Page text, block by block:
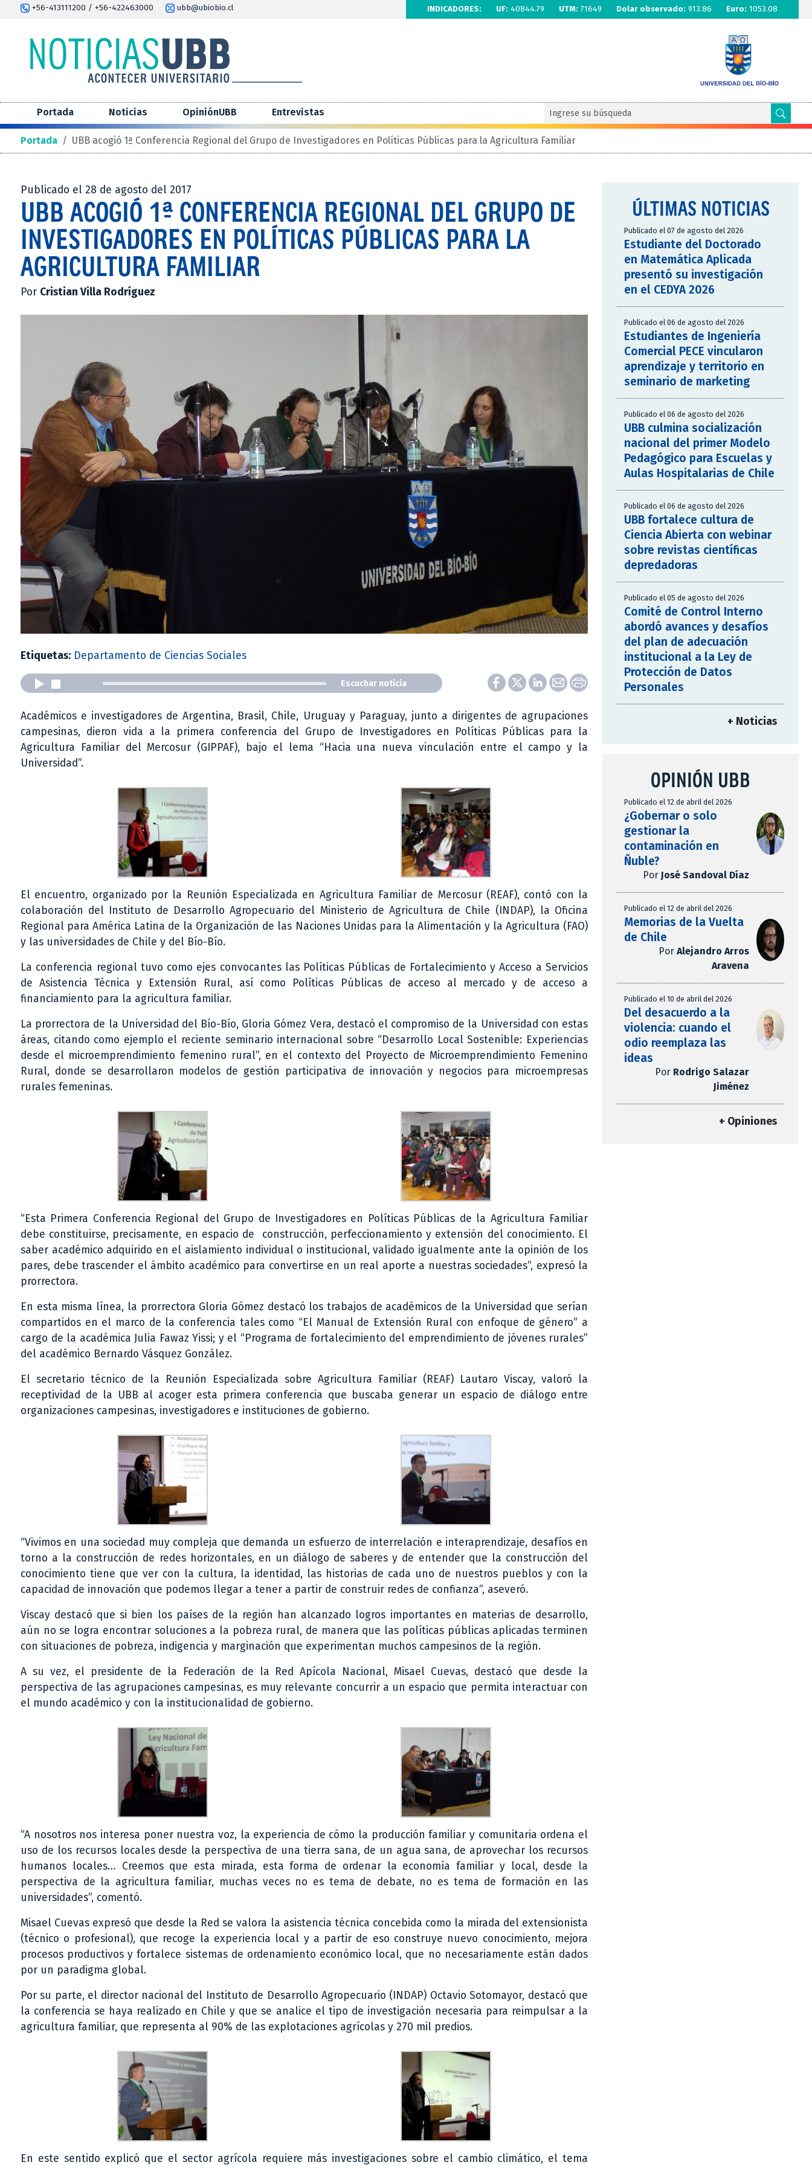
+56-413111200 / +56-422463000 ubb@ubiobio.cl INDICADORES: UF: 40844.79 UTM: 71649 Dolar observado: 913.86 Euro: 1053.08
Portada Noticias OpiniónUBB Entrevistas
Portada / UBB acogió 1ª Conferencia Regional del Grupo de Investigadores en Políticas Públicas para la Agricultura Familiar
Publicado el 28 de agosto del 2017
UBB ACOGIÓ 1ª CONFERENCIA REGIONAL DEL GRUPO DE
INVESTIGADORES EN POLÍTICAS PÚBLICAS PARA LA
AGRICULTURA FAMILIAR
Por Cristian Villa Rodríguez
Etiquetas: Departamento de Ciencias Sociales
Escuchar noticia
Académicos e investigadores de Argentina, Brasil, Chile, Uruguay y Paraguay, junto a dirigentes de agrupaciones
campesinas, dieron vida a la primera conferencia del Grupo de Investigadores en Políticas Públicas para la
Agricultura Familiar del Mercosur (GIPPAF), bajo el lema “Hacia una nueva vinculación entre el campo y la
Universidad”.
El encuentro, organizado por la Reunión Especializada en Agricultura Familiar de Mercosur (REAF), contó con la
colaboración del Instituto de Desarrollo Agropecuario del Ministerio de Agricultura de Chile (INDAP), la Oficina
Regional para América Latina de la Organización de las Naciones Unidas para la Alimentación y la Agricultura (FAO)
y las universidades de Chile y del Bío-Bío.
La conferencia regional tuvo como ejes convocantes las Políticas Públicas de Fortalecimiento y Acceso a Servicios
de Asistencia Técnica y Extensión Rural, así como Políticas Públicas de acceso al mercado y de acceso a
financiamiento para la agricultura familiar.
La prorrectora de la Universidad del Bío-Bío, Gloria Gómez Vera, destacó el compromiso de la Universidad con estas
áreas, citando como ejemplo el reciente seminario internacional sobre “Desarrollo Local Sostenible: Experiencias
desde el microemprendimiento femenino rural”, en el contexto del Proyecto de Microemprendimiento Femenino
Rural, donde se desarrollaron modelos de gestión participativa de innovación y negocios para microempresas
rurales femeninas.
“Esta Primera Conferencia Regional del Grupo de Investigadores en Políticas Públicas de la Agricultura Familiar
debe constituirse, precisamente, en espacio de construcción, perfeccionamiento y extensión del conocimiento. El
saber académico adquirido en el aislamiento individual o institucional, validado igualmente ante la opinión de los
pares, debe trascender el ámbito académico para convertirse en un real aporte a nuestras sociedades”, expresó la
prorrectora.
En esta misma línea, la prorrectora Gloria Gómez destacó los trabajos de académicos de la Universidad que serían
compartidos en el marco de la conferencia tales como “El Manual de Extensión Rural con enfoque de género” a
cargo de la académica Julia Fawaz Yissi; y el “Programa de fortalecimiento del emprendimiento de jóvenes rurales”
del académico Bernardo Vásquez González.
El secretario técnico de la Reunión Especializada sobre Agricultura Familiar (REAF) Lautaro Viscay, valoró la
receptividad de la UBB al acoger esta primera conferencia que buscaba generar un espacio de diálogo entre
organizaciones campesinas, investigadores e instituciones de gobierno.
“Vivimos en una sociedad muy compleja que demanda un esfuerzo de interrelación e interaprendizaje, desafíos en
torno a la construcción de redes horizontales, en un diálogo de saberes y de entender que la construcción del
conocimiento tiene que ver con la cultura, la identidad, las historias de cada uno de nuestros pueblos y con la
capacidad de innovación que podemos llegar a tener a partir de construir redes de confianza”, aseveró.
Viscay destacó que si bien los países de la región han alcanzado logros importantes en materias de desarrollo,
aún no se logra encontrar soluciones a la pobreza rural, de manera que las políticas públicas aplicadas terminen
con situaciones de pobreza, indigencia y marginación que experimentan muchos campesinos de la región.
A su vez, el presidente de la Federación de la Red Apícola Nacional, Misael Cuevas, destacó que desde la
perspectiva de las agrupaciones campesinas, es muy relevante concurrir a un espacio que permita interactuar con
el mundo académico y con la institucionalidad de gobierno.
“A nosotros nos interesa poner nuestra voz, la experiencia de cómo la producción familiar y comunitaria ordena el
uso de los recursos locales desde la perspectiva de una tierra sana, de un agua sana, de aprovechar los recursos
humanos locales… Creemos que esta mirada, esta forma de ordenar la economía familiar y local, desde la
perspectiva de la agricultura familiar, muchas veces no es tema de debate, no es tema de formación en las
universidades”, comentó.
Misael Cuevas expresó que desde la Red se valora la asistencia técnica concebida como la mirada del extensionista
(técnico o profesional), que recoge la experiencia local y a partir de eso construye nuevo conocimiento, mejora
procesos productivos y fortalece sistemas de ordenamiento económico local, que no necesariamente están dados
por un paradigma global.
Por su parte, el director nacional del Instituto de Desarrollo Agropecuario (INDAP) Octavio Sotomayor, destacó que
la conferencia se haya realizado en Chile y que se analice el tipo de investigación necesaria para reimpulsar a la
agricultura familiar, que representa al 90% de las explotaciones agrícolas y 270 mil predios.
En este sentido explicó que el sector agrícola requiere más investigaciones sobre el cambio climático, el tema
ÚLTIMAS NOTICIAS
Publicado el 07 de agosto del 2026
Estudiante del Doctorado
en Matemática Aplicada
presentó su investigación
en el CEDYA 2026
Publicado el 06 de agosto del 2026
Estudiantes de Ingeniería
Comercial PECE vincularon
aprendizaje y territorio en
seminario de marketing
Publicado el 06 de agosto del 2026
UBB culmina socialización
nacional del primer Modelo
Pedagógico para Escuelas y
Aulas Hospitalarias de Chile
Publicado el 06 de agosto del 2026
UBB fortalece cultura de
Ciencia Abierta con webinar
sobre revistas científicas
depredadoras
Publicado el 05 de agosto del 2026
Comité de Control Interno
abordó avances y desafíos
del plan de adecuación
institucional a la Ley de
Protección de Datos
Personales
+ Noticias
OPINIÓN UBB
Publicado el 12 de abril del 2026
¿Gobernar o solo
gestionar la
contaminación en
Ñuble?
Por José Sandoval Díaz
Publicado el 12 de abril del 2026
Memorias de la Vuelta
de Chile
Por Alejandro Arros
Aravena
Publicado el 10 de abril del 2026
Del desacuerdo a la
violencia: cuando el
odio reemplaza las
ideas
Por Rodrigo Salazar
Jiménez
+ Opiniones